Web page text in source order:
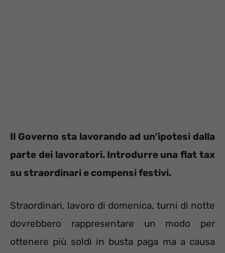
Il Governo sta lavorando ad un’ipotesi dalla
parte dei lavoratori. Introdurre una flat tax
su straordinari e compensi festivi.
Straordinari, lavoro di domenica, turni di notte
dovrebbero rappresentare un modo per
ottenere più soldi in busta paga ma a causa